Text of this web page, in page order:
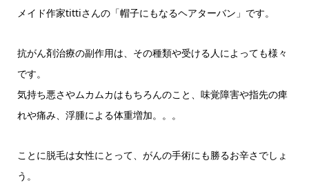
メイド作家tittiさんの「帽子にもなるヘアターバン」です。
抗がん剤治療の副作用は、その種類や受ける人によっても様々
です。
気持ち悪さやムカムカはもちろんのこと、味覚障害や指先の痺
れや痛み、浮腫による体重増加。。。
ことに脱毛は女性にとって、がんの手術にも勝るお辛さでしょ
う。